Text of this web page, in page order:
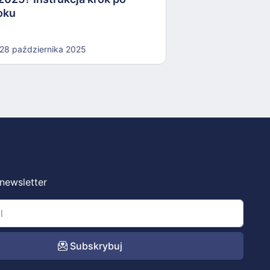
28 października 2025
Subskrybuj